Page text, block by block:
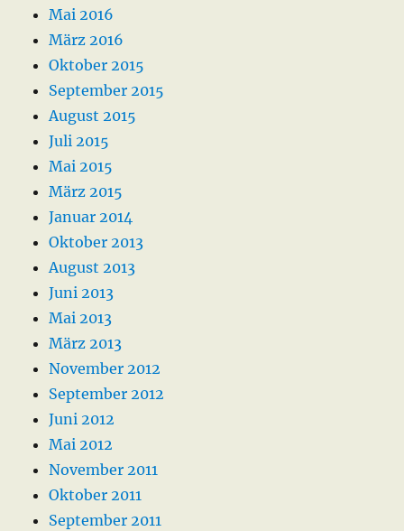
Mai 2016
März 2016
Oktober 2015
September 2015
August 2015
Juli 2015
Mai 2015
März 2015
Januar 2014
Oktober 2013
August 2013
Juni 2013
Mai 2013
März 2013
November 2012
September 2012
Juni 2012
Mai 2012
November 2011
Oktober 2011
September 2011